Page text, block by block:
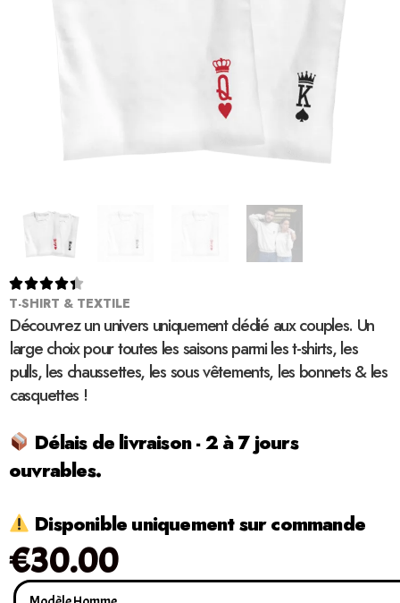

T-SHIRT & TEXTILE
Découvrez un univers uniquement dédié aux couples. Un
large choix pour toutes les saisons parmi les t-shirts, les
pulls, les chaussettes, les sous vêtements, les bonnets & les
casquettes !
Délais de livraison - 2 à 7 jours
ouvrables.
Disponible uniquement sur commande
€30.00